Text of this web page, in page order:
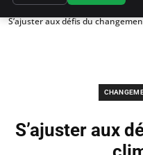
Accueil
Changements
S’ajuster aux défis du
S’ajuster aux